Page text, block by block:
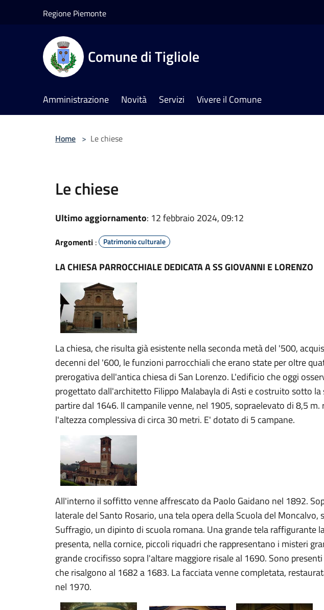
Regione Piemonte
Comune di Tigliole
Amministrazione Novità Servizi Vivere il Comune
Home > Le chiese
Le chiese
Ultimo aggiornamento: 12 febbraio 2024, 09:12
Argomenti : Patrimonio culturale
LA CHIESA PARROCCHIALE DEDICATA A SS GIOVANNI E LORENZO
La chiesa, che risulta già esistente nella seconda metà del '500,
decenni del '600, le funzioni parrocchiali che erano state per oltre
prerogativa dell'antica chiesa di San Lorenzo. L'edificio che oggi
progettato dall'architetto Filippo Malabayla di Asti e costruito sotto la
partire dal 1646. Il campanile venne, nel 1905, sopraelevato di 8,5 m.
l'altezza complessiva di circa 30 metri. E' dotato di 5 campane.
All'interno il soffitto venne affrescato da Paolo Gaidano nel 1892.
laterale del Santo Rosario, una tela opera della Scuola del Moncalvo,
Suffragio, un dipinto di scuola romana. Una grande tela raffigurante
presenta, nella cornice, piccoli riquadri che rappresentano i misteri
grande crocifisso sopra l'altare maggiore risale al 1690. Sono
che risalgono al 1682 a 1683. La facciata venne completata,
nel 1970.